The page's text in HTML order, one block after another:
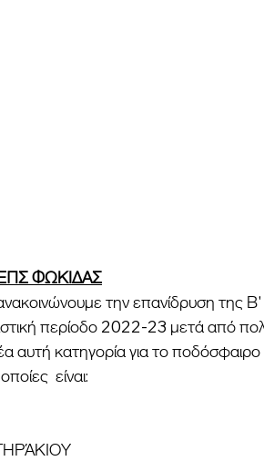
ΦΩΚΙΔΑΣ
την επανίδρυση της
περίοδο 2022-23 μετά από
αυτή κατηγορία για το
είναι: